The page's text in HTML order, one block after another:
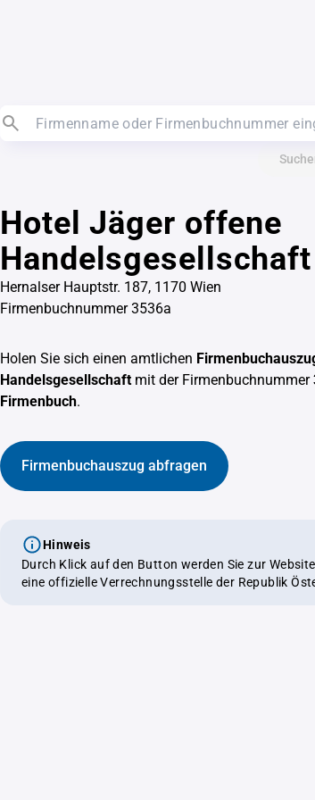
Hotel Jäger offene
Handelsgesellschaft
Hernalser Hauptstr. 187, 1170 Wien
Firmenbuchnummer 3536a
Holen Sie sich einen amtlichen
Handelsgesellschaftmit der Firmenbuchnummer
Firmenbuch.
Firmenbuchauszug abfragen
Hinweis
Durch Klick auf den Button werden Sie zur Website
eine offizielle Verrechnungsstelle der Republik